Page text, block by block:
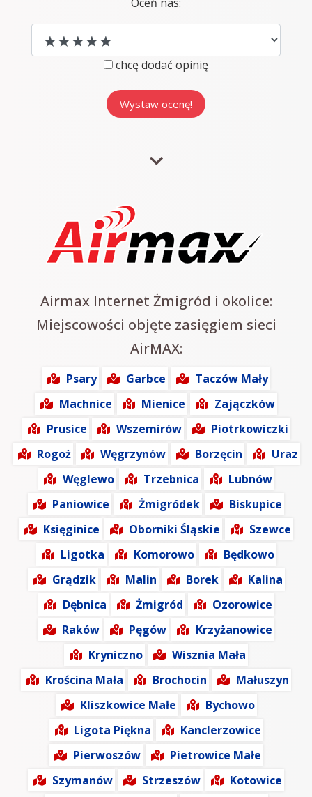
chcę dodać opinię
Airmax Internet Żmigród i okolice:
Miejscowości objęte zasięgiem sieci
AirMAX:
Psary Garbce
Taczów Mały
Machnice
Mienice
Zajączków
Prusice
Wszemirów
Piotrkowiczki
Rogoż
Węgrzynów Borzęcin
Uraz
Węglewo
Trzebnica
Lubnów
Paniowice
Żmigródek
Biskupice
Księginice
Oborniki Śląskie
Szewce
Ligotka
Komorowo
Będkowo
Grądzik
Malin Borek
Kalina
Dębnica
Żmigród
Ozorowice
Raków
Pęgów
Krzyżanowice
Kryniczno
Wisznia Mała
Krościna Mała
Brochocin
Małuszyn
Kliszkowice Małe
Bychowo
Ligota Piękna
Kanclerzowice
Pierwoszów
Pietrowice Małe
Szymanów
Strzeszów
Kotowice